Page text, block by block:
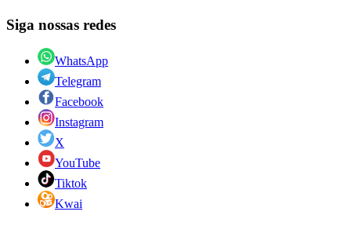
Siga nossas redes
WhatsApp
Telegram
Facebook
Instagram
X
YouTube
Tiktok
Kwai